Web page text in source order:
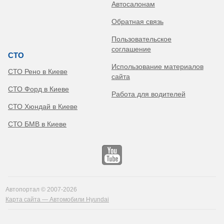
СТО
СТО Рено в Киеве
СТО Форд в Киеве
СТО Хюндай в Киеве
СТО БМВ в Киеве
Автосалонам
Обратная связь
Пользовательское
соглашение
Использование материалов
сайта
Работа для водителей
Автопортал © 2007-2026
Карта сайта — Автомобили Hyundai